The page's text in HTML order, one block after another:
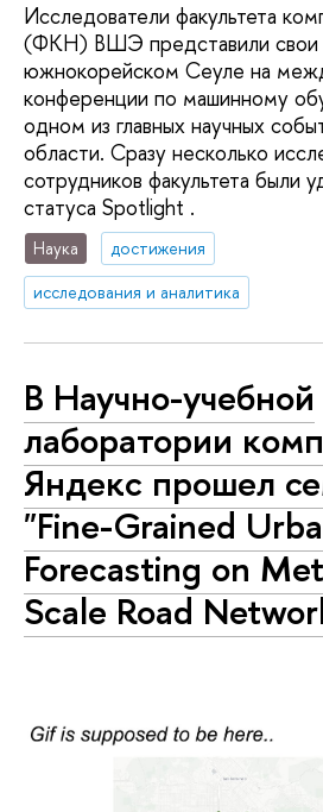
Исследователи факультета
(ФКН) ВШЭ представили свои
южнокорейском Сеуле на
конференции по машинному
одном из главных научных
области. Сразу несколько
сотрудников факультета были
статуса Spotlight .
Наука
достижения
исследования и аналитика
В Научно-учебной
лаборатории
Яндекс прошел
"Fine-Grained
Forecasting on
Scale Road